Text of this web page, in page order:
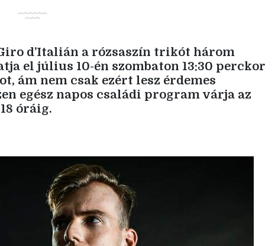
d’Italián a rózsaszín trikót három
el július 10-én szombaton 13:30 perckor
ám nem csak ezért lesz érdemes
egész napos családi program várja az
óráig.